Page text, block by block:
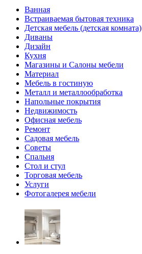
Ванная
Встраиваемая бытовая техника
Детская мебель (детская комната)
Диваны
Дизайн
Кухня
Магазины и Салоны мебели
Материал
Мебель в гостиную
Металл и металлообработка
Напольные покрытия
Недвижимость
Офисная мебель
Ремонт
Садовая мебель
Советы
Спальня
Стол и стул
Торговая мебель
Услуги
Фотогалерея мебели